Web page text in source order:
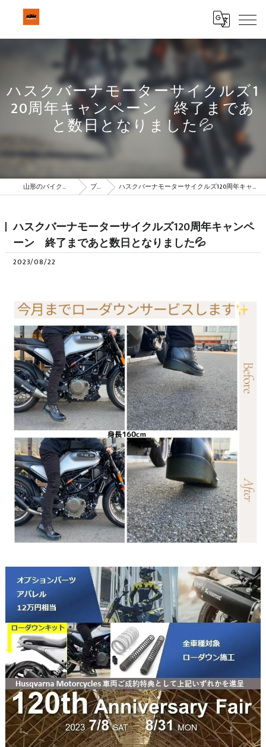
ハスクバーナモーターサイクルズ1
20周年キャンペーン 終了まであ
と数日となりました💦
山形のバイクはBeSTAR株式会社 ブログ ハスクバーナモーターサイクルズ120周年キャンペーン 終了まであと数日となりました💦
ハスクバーナモーターサイクルズ120周年キャンペ
ーン 終了まであと数日となりました💦
2023/08/22